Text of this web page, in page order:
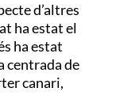
d’altres
ha estat el
ha estat
centrada de
canari,